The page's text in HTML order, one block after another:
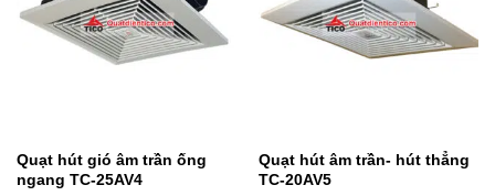
Quạt hút gió âm trần ống
ngang TC-25AV4
Quạt hút âm trần- hút thẳng
TC-20AV5